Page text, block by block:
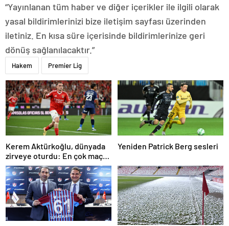
“Yayınlanan tüm haber ve diğer içerikler ile ilgili olarak
yasal bildirimlerinizi bize iletişim sayfası üzerinden
iletiniz. En kısa süre içerisinde bildirimlerinize geri
dönüş sağlanılacaktır.”
Hakem Premier Lig
Kerem Aktürkoğlu, dünyada
zirveye oturdu: En çok maça
çıkan oyuncu!
Yeniden Patrick Berg sesleri